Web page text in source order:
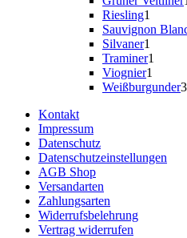
Riesling1
Sauvignon
Silvaner1
Produkt
Traminer1
Viognier1
Produkt
Weißburgunder33
Kontakt
Impressum
Datenschutz
Datenschutzeinstellungen
AGB Shop
Versandarten
Zahlungsarten
Widerrufsbelehrung
Vertrag widerrufen